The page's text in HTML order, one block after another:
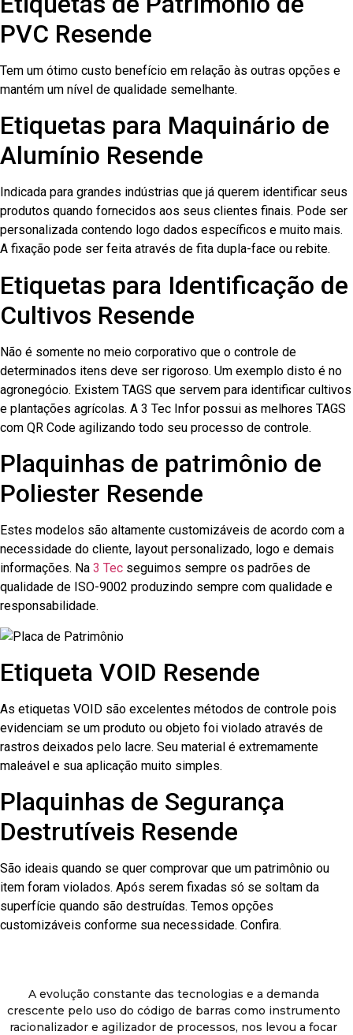
PVC Resende
Tem um ótimo custo benefício em relação às outras opções e
mantém um nível de qualidade semelhante.
Etiquetas para Maquinário de
Alumínio Resende
Indicada para grandes indústrias que já querem identificar seus
produtos quando fornecidos aos seus clientes finais. Pode ser
personalizada contendo logo dados específicos e muito mais.
A fixação pode ser feita através de fita dupla-face ou rebite.
Etiquetas para Identificação de
Cultivos Resende
Não é somente no meio corporativo que o controle de
determinados itens deve ser rigoroso. Um exemplo disto é no
agronegócio. Existem TAGS que servem para identificar cultivos
e plantações agrícolas. A 3 Tec Infor possui as melhores TAGS
com QR Code agilizando todo seu processo de controle.
Plaquinhas de patrimônio de
Poliester Resende
Estes modelos são altamente customizáveis de acordo com a
necessidade do cliente, layout personalizado, logo e demais
informações. Na 3 Tec seguimos sempre os padrões de
qualidade de ISO-9002 produzindo sempre com qualidade e
responsabilidade.
Etiqueta VOID Resende
As etiquetas VOID são excelentes métodos de controle pois
evidenciam se um produto ou objeto foi violado através de
rastros deixados pelo lacre. Seu material é extremamente
maleável e sua aplicação muito simples.
Plaquinhas de Segurança
Destrutíveis Resende
São ideais quando se quer comprovar que um patrimônio ou
item foram violados. Após serem fixadas só se soltam da
superfície quando são destruídas. Temos opções
customizáveis conforme sua necessidade. Confira.
A evolução constante das tecnologias e a demanda
crescente pelo uso do código de barras como instrumento
racionalizador e agilizador de processos, nos levou a focar